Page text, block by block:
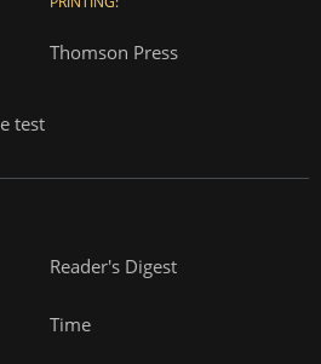
test
Thomson Press
Reader's Digest
Time